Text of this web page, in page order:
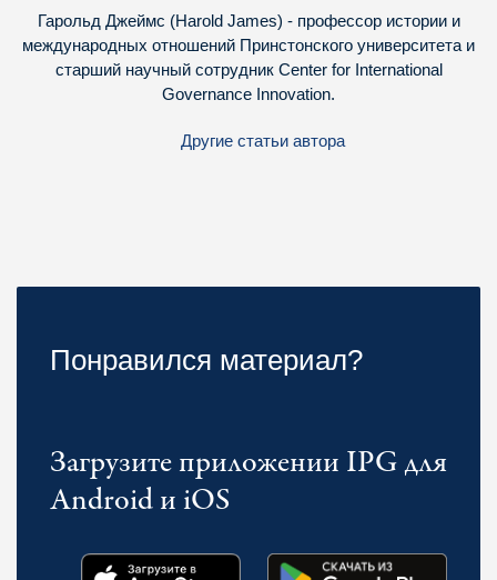
Гарольд Джеймс (Harold James) - профессор истории и
международных отношений Принстонского университета и
старший научный сотрудник Center for International
Governance Innovation.
Другие статьи автора
Понравился материал?
Загрузите приложении IPG для
Android и iOS